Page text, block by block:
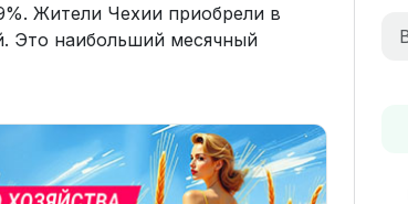
Жители Чехии приобрели в
Это наибольший месячный